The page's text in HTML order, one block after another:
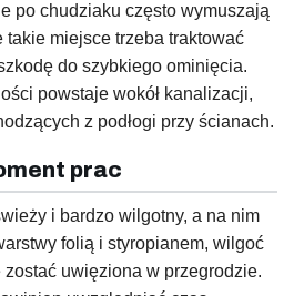
po chudziaku często wymuszają
miejsce trzeba traktować
do szybkiego ominięcia.
powstaje wokół kanalizacji,
z podłogi przy ścianach.
prac
i bardzo wilgotny, a na nim
folią i styropianem, wilgoć
uwięziona w przegrodzie.